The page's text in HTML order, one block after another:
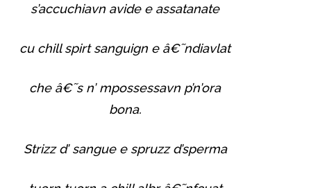
s’accuchiavn avide e assatanate
cu chill spirt sanguign e â€˜ndiavlat
che â€˜s n’ mpossessavn p’n’ora
bona.
Strizz d’ sangue e spruzz d’sperma